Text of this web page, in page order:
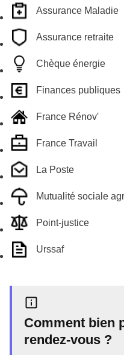
Assurance Maladie
Assurance retraite
Chèque énergie
Finances publiques
France Rénov'
France Travail
La Poste
Mutualité sociale
Point-justice
Urssaf
Comment bien
rendez-vous ?